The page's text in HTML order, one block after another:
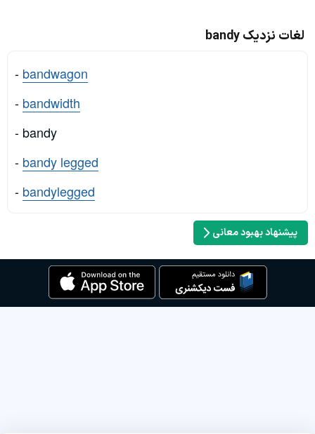
لغات نزدیک bandy
- bandwagon
- bandwidth
- bandy
- bandy legged
- bandylegged
پیشنهاد بهبود معانی